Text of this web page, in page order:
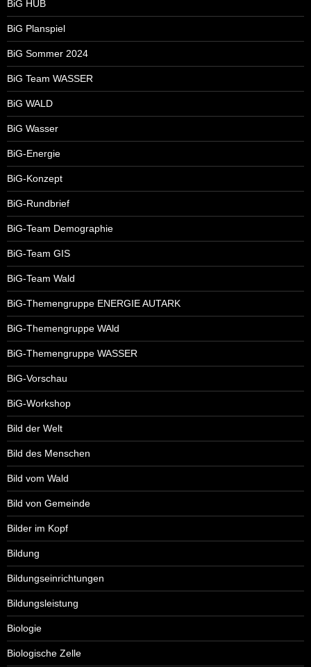
BiG HUB
BiG Planspiel
BiG Sommer 2024
BiG Team WASSER
BiG WALD
BiG Wasser
BiG-Energie
BiG-Konzept
BiG-Rundbrief
BiG-Team Demographie
BiG-Team GIS
BiG-Team Wald
BiG-Themengruppe ENERGIE AUTARK
BiG-Themengruppe WAld
BiG-Themengruppe WASSER
BiG-Vorschau
BiG-Workshop
Bild der Welt
Bild des Menschen
Bild vom Wald
Bild von Gemeinde
Bilder im Kopf
Bildung
Bildungseinrichtungen
Bildungsleistung
Biologie
Biologische Zelle